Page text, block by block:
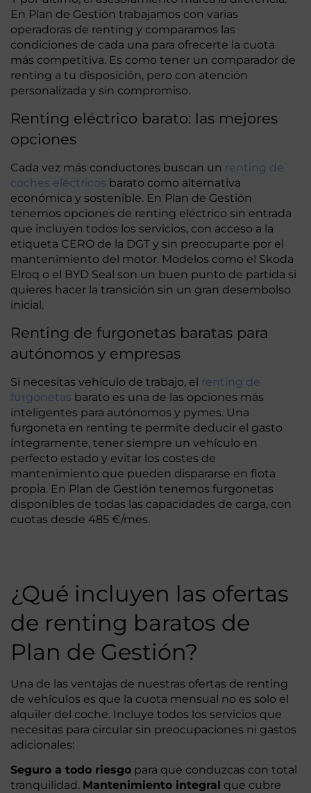
En Plan de Gestión trabajamos con varias
operadoras de renting y comparamos las
condiciones de cada una para ofrecerte la cuota
más competitiva. Es como tener un comparador de
renting a tu disposición, pero con atención
personalizada y sin compromiso.
Renting eléctrico barato: las mejores
opciones
Cada vez más conductores buscan un renting de
coches eléctricos barato como alternativa
económica y sostenible. En Plan de Gestión
tenemos opciones de renting eléctrico sin entrada
que incluyen todos los servicios, con acceso a la
etiqueta CERO de la DGT y sin preocuparte por el
mantenimiento del motor. Modelos como el Skoda
Elroq o el BYD Seal son un buen punto de partida si
quieres hacer la transición sin un gran desembolso
inicial.
Renting de furgonetas baratas para
autónomos y empresas
Si necesitas vehículo de trabajo, el renting de
furgonetas barato es una de las opciones más
inteligentes para autónomos y pymes. Una
furgoneta en renting te permite deducir el gasto
íntegramente, tener siempre un vehículo en
perfecto estado y evitar los costes de
mantenimiento que pueden dispararse en flota
propia. En Plan de Gestión tenemos furgonetas
disponibles de todas las capacidades de carga, con
cuotas desde 485 €/mes.
¿Qué incluyen las ofertas
de renting baratos de
Plan de Gestión?
Una de las ventajas de nuestras ofertas de renting
de vehículos es que la cuota mensual no es solo el
alquiler del coche. Incluye todos los servicios que
necesitas para circular sin preocupaciones ni gastos
adicionales:
Seguro a todo riesgo para que conduzcas con total
tranquilidad. Mantenimiento integral que cubre